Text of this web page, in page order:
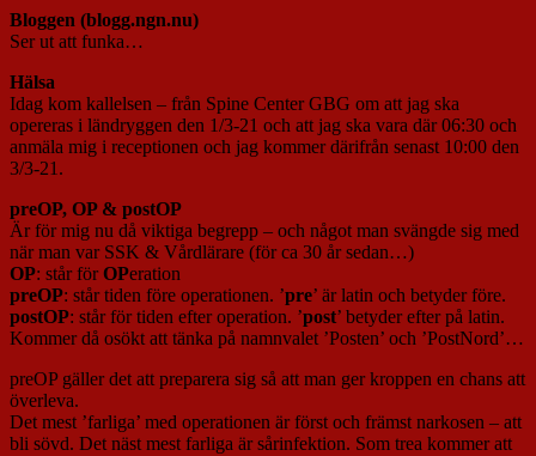
Bloggen (blogg.ngn.nu)
Ser ut att funka…
Hälsa
Idag kom kallelsen – från Spine Center GBG om att jag ska
opereras i ländryggen den 1/3-21 och att jag ska vara där 06:30 och
anmäla mig i receptionen och jag kommer därifrån senast 10:00 den
3/3-21.
preOP, OP & postOP
Är för mig nu då viktiga begrepp – och något man svängde sig med
när man var SSK & Vårdlärare (för ca 30 år sedan…)
OP: står förOPeration
preOP: står tiden före operationen. ’pre’ är latin och betyder före.
postOP: står för tiden efter operation. ’post’ betyder efter på latin.
Kommer då osökt att tänka på namnvalet ’Posten’ och ’PostNord’…
preOP gäller det att preparera sig så att man ger kroppen en chans att
överleva.
Det mest ’farliga’ med operationen är först och främst narkosen – att
bli sövd. Det näst mest farliga är sårinfektion. Som trea kommer att